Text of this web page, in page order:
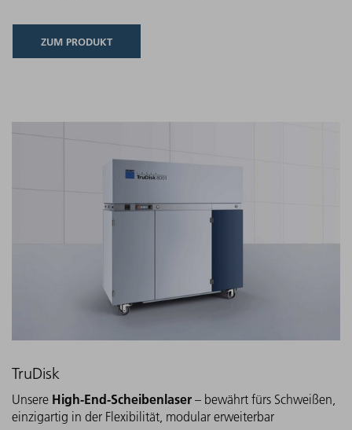
ZUM PRODUKT
TruDisk
Unsere High-End-Scheibenlaser – bewährt fürs Schweißen,
einzigartig in der Flexibilität, modular erweiterbar